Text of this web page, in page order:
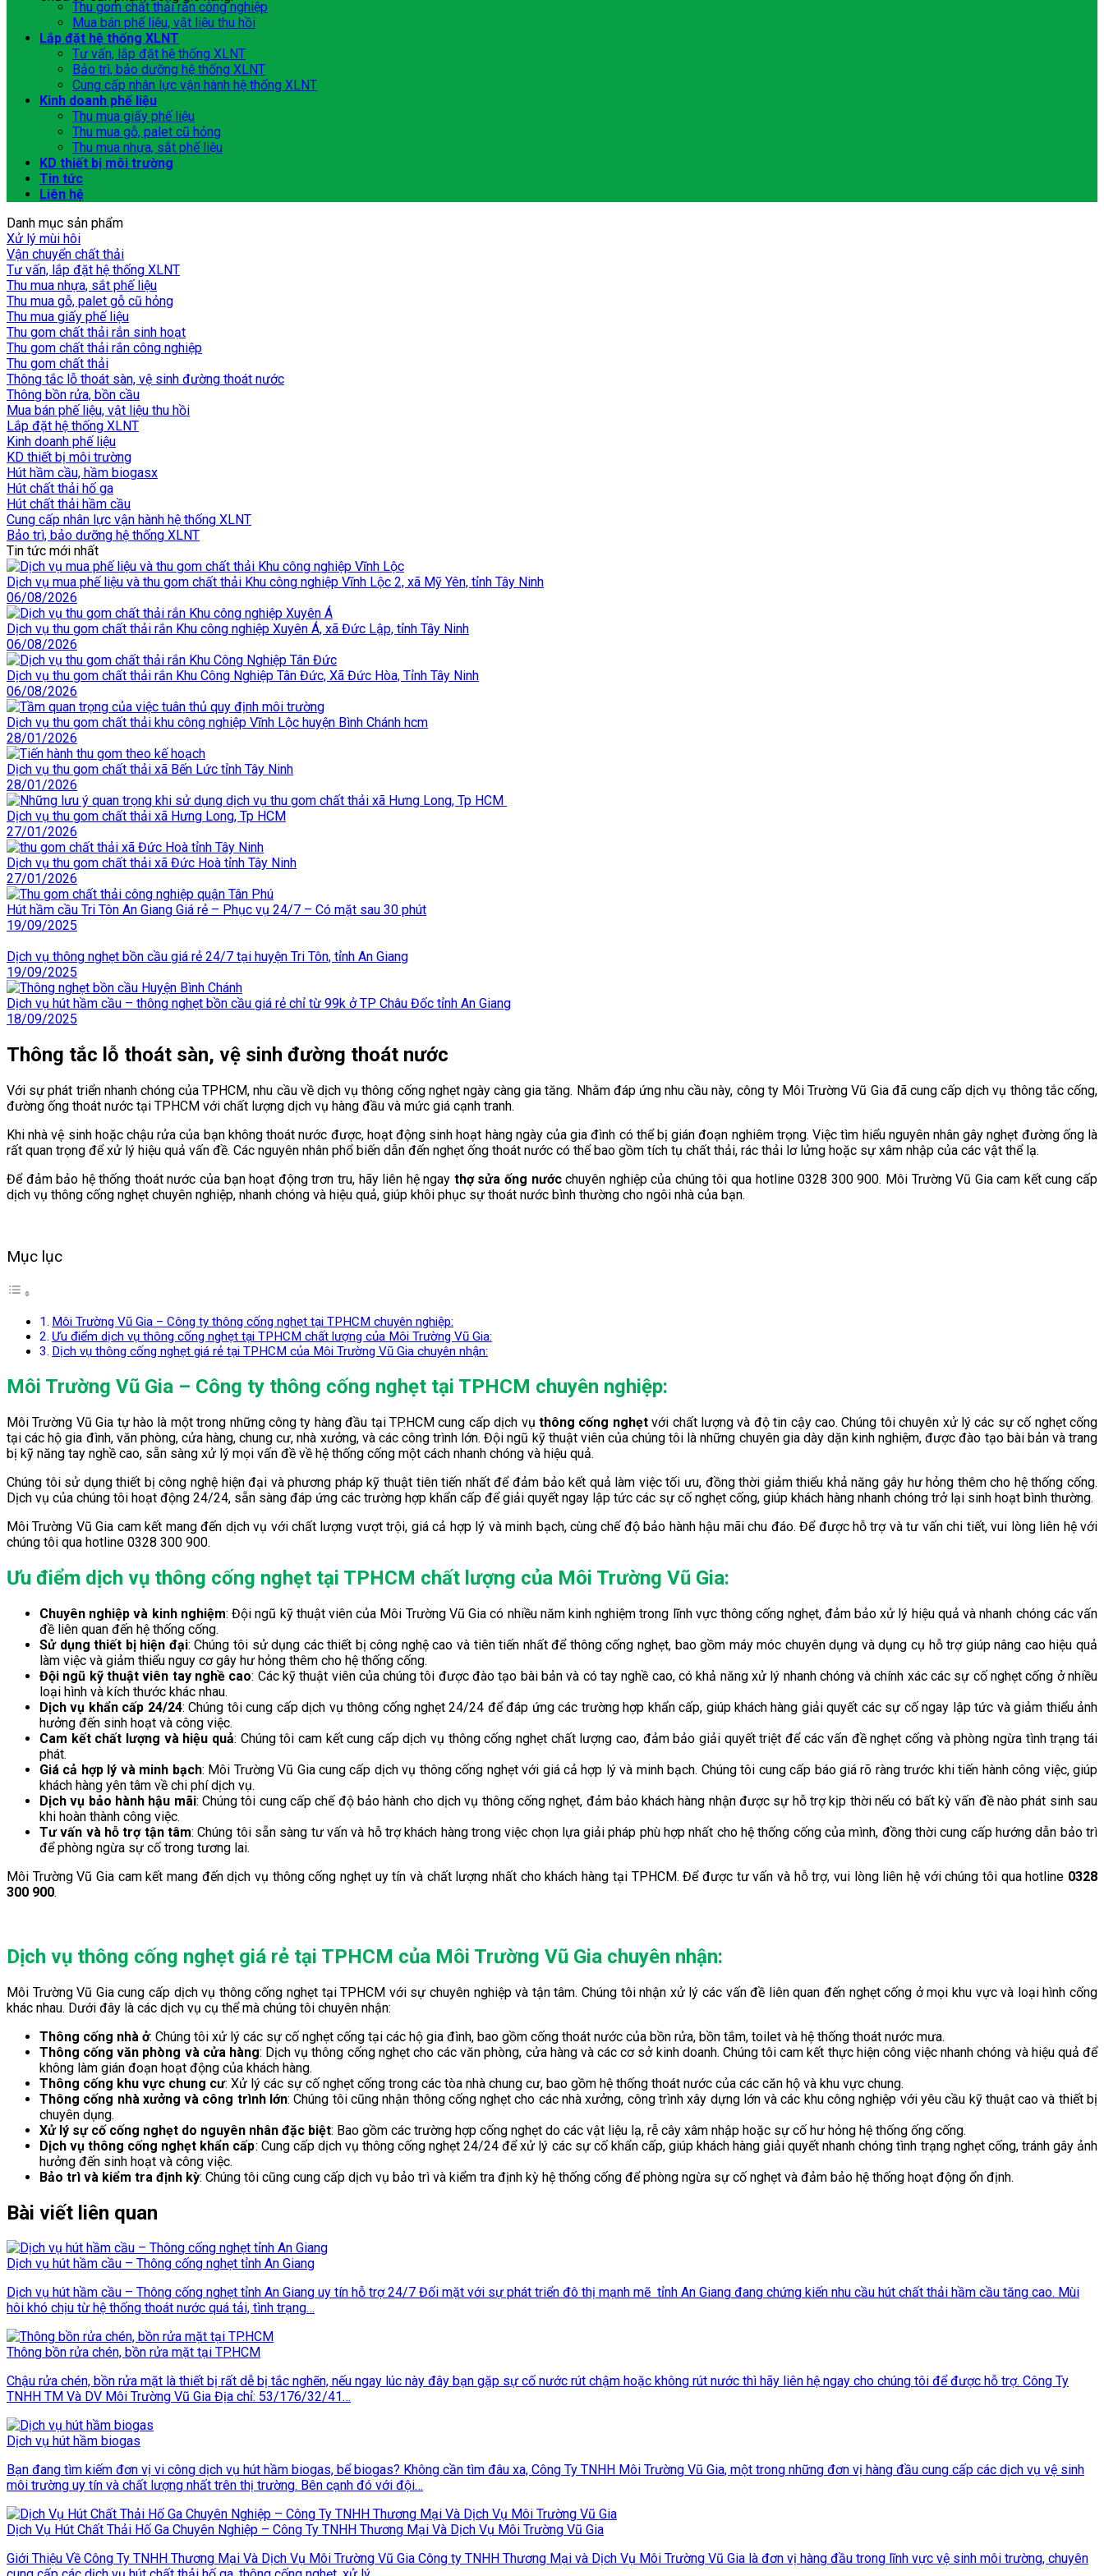
Thu gom chất thải rắn công nghiệp
Mua bán phế liệu, vật liệu thu hồi
Lắp đặt hệ thống XLNT
Tư vấn, lắp đặt hệ thống XLNT
Bảo trì, bảo dưỡng hệ thống XLNT
Cung cấp nhân lực vận hành hệ thống XLNT
Kinh doanh phế liệu
Thu mua giấy phế liệu
Thu mua gỗ, palet cũ hỏng
Thu mua nhựa, sắt phế liệu
KD thiết bị môi trường
Tin tức
Liên hệ
Danh mục sản phẩm
Xử lý mùi hôi
Vận chuyển chất thải
Tư vấn, lắp đặt hệ thống XLNT
Thu mua nhựa, sắt phế liệu
Thu mua gỗ, palet gỗ cũ hỏng
Thu mua giấy phế liệu
Thu gom chất thải rắn sinh hoạt
Thu gom chất thải rắn công nghiệp
Thu gom chất thải
Thông tắc lỗ thoát sàn, vệ sinh đường thoát nước
Thông bồn rửa, bồn cầu
Mua bán phế liệu, vật liệu thu hồi
Lắp đặt hệ thống XLNT
Kinh doanh phế liệu
KD thiết bị môi trường
Hút hầm cầu, hầm biogasx
Hút chất thải hố ga
Hút chất thải hầm cầu
Cung cấp nhân lực vận hành hệ thống XLNT
Bảo trì, bảo dưỡng hệ thống XLNT
Tin tức mới nhất
Dịch vụ mua phế liệu và thu gom chất thải Khu công nghiệp Vĩnh Lộc 2, xã Mỹ Yên, tỉnh Tây Ninh
06/08/2026
Dịch vụ thu gom chất thải rắn Khu công nghiệp Xuyên Á, xã Đức Lập, tỉnh Tây Ninh
06/08/2026
Dịch vụ thu gom chất thải rắn Khu Công Nghiệp Tân Đức, Xã Đức Hòa, Tỉnh Tây Ninh
06/08/2026
Dịch vụ thu gom chất thải khu công nghiệp Vĩnh Lộc huyện Bình Chánh hcm
28/01/2026
Dịch vụ thu gom chất thải xã Bến Lức tỉnh Tây Ninh
28/01/2026
Dịch vụ thu gom chất thải xã Hưng Long, Tp HCM
27/01/2026
Dịch vụ thu gom chất thải xã Đức Hoà tỉnh Tây Ninh
27/01/2026
Hút hầm cầu Tri Tôn An Giang Giá rẻ – Phục vụ 24/7 – Có mặt sau 30 phút
19/09/2025
Dịch vụ thông nghẹt bồn cầu giá rẻ 24/7 tại huyện Tri Tôn, tỉnh An Giang
19/09/2025
Dịch vụ hút hầm cầu – thông nghẹt bồn cầu giá rẻ chỉ từ 99k ở TP Châu Đốc tỉnh An Giang
18/09/2025
Thông tắc lỗ thoát sàn, vệ sinh đường thoát nước
Với sự phát triển nhanh chóng của TPHCM, nhu cầu về dịch vụ thông cống nghẹt ngày càng gia tăng. Nhằm đáp ứng nhu cầu này, công ty Môi Trường Vũ Gia đã cung cấp dịch vụ thông tắc cống,
đường ống thoát nước tại TPHCM với chất lượng dịch vụ hàng đầu và mức giá cạnh tranh.
Khi nhà vệ sinh hoặc chậu rửa của bạn không thoát nước được, hoạt động sinh hoạt hàng ngày của gia đình có thể bị gián đoạn nghiêm trọng. Việc tìm hiểu nguyên nhân gây nghẹt đường ống là
rất quan trọng để xử lý hiệu quả vấn đề. Các nguyên nhân phổ biến dẫn đến nghẹt ống thoát nước có thể bao gồm tích tụ chất thải, rác thải lơ lửng hoặc sự xâm nhập của các vật thể lạ.
Để đảm bảo hệ thống thoát nước của bạn hoạt động trơn tru, hãy liên hệ ngay thợ sửa ống nướcchuyên nghiệp của chúng tôi qua hotline 0328 300 900. Môi Trường Vũ Gia cam kết cung cấp
dịch vụ thông cống nghẹt chuyên nghiệp, nhanh chóng và hiệu quả, giúp khôi phục sự thoát nước bình thường cho ngôi nhà của bạn.
Mục lục
Môi Trường Vũ Gia – Công ty thông cống nghẹt tại TPHCM chuyên nghiệp:
Ưu điểm dịch vụ thông cống nghẹt tại TPHCM chất lượng của Môi Trường Vũ Gia:
Dịch vụ thông cống nghẹt giá rẻ tại TPHCM của Môi Trường Vũ Gia chuyên nhận:
Môi Trường Vũ Gia – Công ty thông cống nghẹt tại TPHCM chuyên nghiệp:
Môi Trường Vũ Gia tự hào là một trong những công ty hàng đầu tại TP.HCM cung cấp dịch vụ thông cống nghẹtvới chất lượng và độ tin cậy cao. Chúng tôi chuyên xử lý các sự cố nghẹt cống
tại các hộ gia đình, văn phòng, cửa hàng, chung cư, nhà xưởng, và các công trình lớn. Đội ngũ kỹ thuật viên của chúng tôi là những chuyên gia dày dặn kinh nghiệm, được đào tạo bài bản và trang
bị kỹ năng tay nghề cao, sẵn sàng xử lý mọi vấn đề về hệ thống cống một cách nhanh chóng và hiệu quả.
Chúng tôi sử dụng thiết bị công nghệ hiện đại và phương pháp kỹ thuật tiên tiến nhất để đảm bảo kết quả làm việc tối ưu, đồng thời giảm thiểu khả năng gây hư hỏng thêm cho hệ thống cống.
Dịch vụ của chúng tôi hoạt động 24/24, sẵn sàng đáp ứng các trường hợp khẩn cấp để giải quyết ngay lập tức các sự cố nghẹt cống, giúp khách hàng nhanh chóng trở lại sinh hoạt bình thường.
Môi Trường Vũ Gia cam kết mang đến dịch vụ với chất lượng vượt trội, giá cả hợp lý và minh bạch, cùng chế độ bảo hành hậu mãi chu đáo. Để được hỗ trợ và tư vấn chi tiết, vui lòng liên hệ với
chúng tôi qua hotline 0328 300 900.
Ưu điểm dịch vụ thông cống nghẹt tại TPHCM chất lượng của Môi Trường Vũ Gia:
Chuyên nghiệp và kinh nghiệm: Đội ngũ kỹ thuật viên của Môi Trường Vũ Gia có nhiều năm kinh nghiệm trong lĩnh vực thông cống nghẹt, đảm bảo xử lý hiệu quả và nhanh chóng các vấn
đề liên quan đến hệ thống cống.
Sử dụng thiết bị hiện đại: Chúng tôi sử dụng các thiết bị công nghệ cao và tiên tiến nhất để thông cống nghẹt, bao gồm máy móc chuyên dụng và dụng cụ hỗ trợ giúp nâng cao hiệu quả
làm việc và giảm thiểu nguy cơ gây hư hỏng thêm cho hệ thống cống.
Đội ngũ kỹ thuật viên tay nghề cao: Các kỹ thuật viên của chúng tôi được đào tạo bài bản và có tay nghề cao, có khả năng xử lý nhanh chóng và chính xác các sự cố nghẹt cống ở nhiều
loại hình và kích thước khác nhau.
Dịch vụ khẩn cấp 24/24: Chúng tôi cung cấp dịch vụ thông cống nghẹt 24/24 để đáp ứng các trường hợp khẩn cấp, giúp khách hàng giải quyết các sự cố ngay lập tức và giảm thiểu ảnh
hưởng đến sinh hoạt và công việc.
Cam kết chất lượng và hiệu quả: Chúng tôi cam kết cung cấp dịch vụ thông cống nghẹt chất lượng cao, đảm bảo giải quyết triệt để các vấn đề nghẹt cống và phòng ngừa tình trạng tái
phát.
Giá cả hợp lý và minh bạch: Môi Trường Vũ Gia cung cấp dịch vụ thông cống nghẹt với giá cả hợp lý và minh bạch. Chúng tôi cung cấp báo giá rõ ràng trước khi tiến hành công việc, giúp
khách hàng yên tâm về chi phí dịch vụ.
Dịch vụ bảo hành hậu mãi: Chúng tôi cung cấp chế độ bảo hành cho dịch vụ thông cống nghẹt, đảm bảo khách hàng nhận được sự hỗ trợ kịp thời nếu có bất kỳ vấn đề nào phát sinh sau
khi hoàn thành công việc.
Tư vấn và hỗ trợ tận tâm: Chúng tôi sẵn sàng tư vấn và hỗ trợ khách hàng trong việc chọn lựa giải pháp phù hợp nhất cho hệ thống cống của mình, đồng thời cung cấp hướng dẫn bảo trì
để phòng ngừa sự cố trong tương lai.
Môi Trường Vũ Gia cam kết mang đến dịch vụ thông cống nghẹt uy tín và chất lượng nhất cho khách hàng tại TPHCM. Để được tư vấn và hỗ trợ, vui lòng liên hệ với chúng tôi qua hotline 0328
300 900.
Dịch vụ thông cống nghẹt giá rẻ tại TPHCM của Môi Trường Vũ Gia chuyên nhận:
Môi Trường Vũ Gia cung cấp dịch vụ thông cống nghẹt tại TPHCM với sự chuyên nghiệp và tận tâm. Chúng tôi nhận xử lý các vấn đề liên quan đến nghẹt cống ở mọi khu vực và loại hình cống
khác nhau. Dưới đây là các dịch vụ cụ thể mà chúng tôi chuyên nhận:
Thông cống nhà ở: Chúng tôi xử lý các sự cố nghẹt cống tại các hộ gia đình, bao gồm cống thoát nước của bồn rửa, bồn tắm, toilet và hệ thống thoát nước mưa.
Thông cống văn phòng và cửa hàng: Dịch vụ thông cống nghẹt cho các văn phòng, cửa hàng và các cơ sở kinh doanh. Chúng tôi cam kết thực hiện công việc nhanh chóng và hiệu quả để
không làm gián đoạn hoạt động của khách hàng.
Thông cống khu vực chung cư: Xử lý các sự cố nghẹt cống trong các tòa nhà chung cư, bao gồm hệ thống thoát nước của các căn hộ và khu vực chung.
Thông cống nhà xưởng và công trình lớn: Chúng tôi cũng nhận thông cống nghẹt cho các nhà xưởng, công trình xây dựng lớn và các khu công nghiệp với yêu cầu kỹ thuật cao và thiết bị
chuyên dụng.
Xử lý sự cố cống nghẹt do nguyên nhân đặc biệt: Bao gồm các trường hợp cống nghẹt do các vật liệu lạ, rễ cây xâm nhập hoặc sự cố hư hỏng hệ thống ống cống.
Dịch vụ thông cống nghẹt khẩn cấp: Cung cấp dịch vụ thông cống nghẹt 24/24 để xử lý các sự cố khẩn cấp, giúp khách hàng giải quyết nhanh chóng tình trạng nghẹt cống, tránh gây ảnh
hưởng đến sinh hoạt và công việc.
Bảo trì và kiểm tra định kỳ: Chúng tôi cũng cung cấp dịch vụ bảo trì và kiểm tra định kỳ hệ thống cống để phòng ngừa sự cố nghẹt và đảm bảo hệ thống hoạt động ổn định.
Bài viết liên quan
Dịch vụ hút hầm cầu – Thông cống nghẹt tỉnh An Giang
Dịch vụ hút hầm cầu – Thông cống nghẹt tỉnh An Giang uy tín hỗ trợ 24/7 Đối mặt với sự phát triển đô thị mạnh mẽ tỉnh An Giang đang chứng kiến nhu cầu hút chất thải hầm cầu tăng cao. Mùi
hôi khó chịu từ hệ thống thoát nước quá tải, tình trạng…
Thông bồn rửa chén, bồn rửa mặt tại TP.HCM
Chậu rửa chén, bồn rửa mặt là thiết bị rất dễ bị tắc nghẽn, nếu ngay lúc này đây bạn gặp sự cố nước rút chậm hoặc không rút nước thì hãy liên hệ ngay cho chúng tôi để được hỗ trợ. Công Ty
TNHH TM Và DV Môi Trường Vũ Gia Địa chỉ: 53/176/32/41…
Dịch vụ hút hầm biogas
Bạn đang tìm kiếm đơn vị vi công dịch vụ hút hầm biogas, bể biogas? Không cần tìm đâu xa, Công Ty TNHH Môi Trường Vũ Gia, một trong những đơn vị hàng đầu cung cấp các dịch vụ vệ sinh
môi trường uy tín và chất lượng nhất trên thị trường. Bên cạnh đó với đội…
Dịch Vụ Hút Chất Thải Hố Ga Chuyên Nghiệp – Công Ty TNHH Thương Mại Và Dịch Vụ Môi Trường Vũ Gia
Giới Thiệu Về Công Ty TNHH Thương Mại Và Dịch Vụ Môi Trường Vũ Gia Công ty TNHH Thương Mại và Dịch Vụ Môi Trường Vũ Gia là đơn vị hàng đầu trong lĩnh vực vệ sinh môi trường, chuyên